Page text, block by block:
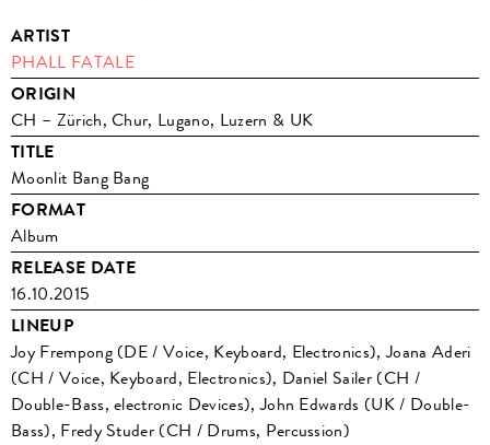
ARTIST
PHALL FATALE
ORIGIN
CH – Zürich, Chur, Lugano, Luzern & UK
TITLE
Moonlit Bang Bang
FORMAT
Album
RELEASE DATE
16.10.2015
LINEUP
Joy Frempong (DE / Voice, Keyboard, Electronics), Joana Aderi
(CH / Voice, Keyboard, Electronics), Daniel Sailer (CH /
Double-Bass, electronic Devices), John Edwards (UK / Double-
Bass), Fredy Studer (CH / Drums, Percussion)